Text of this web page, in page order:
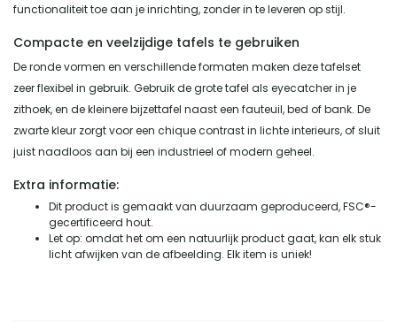
functionaliteit toe aan je inrichting, zonder in te leveren op stijl.
Compacte en veelzijdige tafels te gebruiken
De ronde vormen en verschillende formaten maken deze tafelset
zeer flexibel in gebruik. Gebruik de grote tafel als eyecatcher in je
zithoek, en de kleinere bijzettafel naast een fauteuil, bed of bank. De
zwarte kleur zorgt voor een chique contrast in lichte interieurs, of sluit
juist naadloos aan bij een industrieel of modern geheel.
Extra informatie:
Dit product is gemaakt van duurzaam geproduceerd, FSC®-
gecertificeerd hout.
Let op: omdat het om een natuurlijk product gaat, kan elk stuk
licht afwijken van de afbeelding. Elk item is uniek!